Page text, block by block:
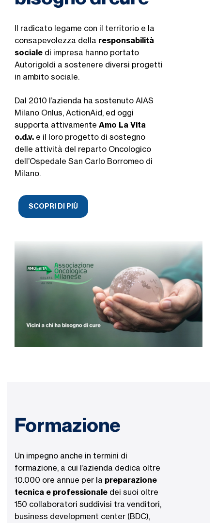
Il radicato legame con il territorio e la
consapevolezza della responsabilità
sociale di impresa hanno portato
Autorigoldi a sostenere diversi progetti
in ambito sociale.
Dal 2010 l’azienda ha sostenuto AIAS
Milano Onlus, ActionAid, ed oggi
supporta attivamente Amo La Vita
o.d.v. e il loro progetto di sostegno
delle attività del reparto Oncologico
dell’Ospedale San Carlo Borromeo di
Milano.
SCOPRI DI PIÙ
Formazione
Un impegno anche in termini di
formazione, a cui l’azienda dedica oltre
10.000 ore annue per la preparazione
tecnica e professionale dei suoi oltre
150 collaboratori suddivisi tra venditori,
business development center (BDC),